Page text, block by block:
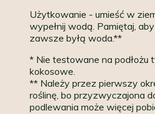
Użytkowanie - umieść w
wypełnij wodą. Pamiętaj,
zawsze byłą woda.**
* Nie testowane na podłożu
kokosowe.
** Należy przez pierwszy
roślinę, bo przyzwyczajona
podlewania może więcej